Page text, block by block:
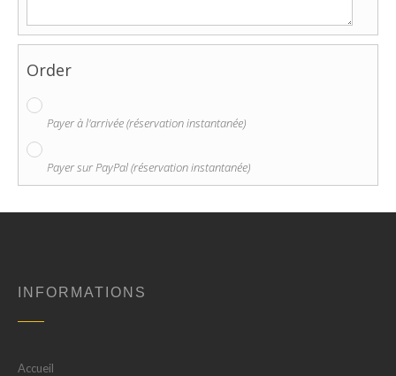
Order
Payer à l'arrivée (réservation instantanée)
Payer sur PayPal (réservation instantanée)
INFORMATIONS
Accueil